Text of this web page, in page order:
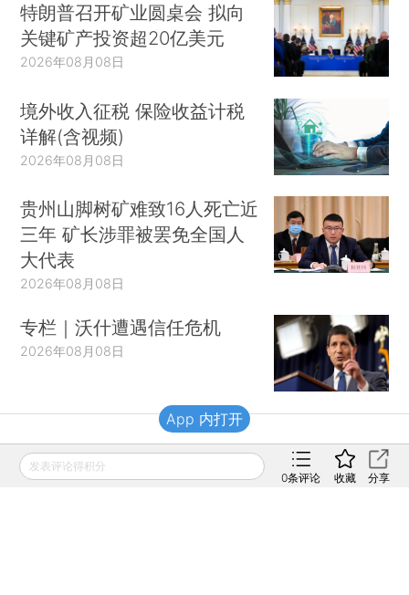
特朗普召开矿业圆桌会 拟向
关键矿产投资超20亿美元
2026年08月08日
境外收入征税 保险收益计税
详解(含视频)
2026年08月08日
贵州山脚树矿难致16人死亡近
三年 矿长涉罪被罢免全国人
大代表
2026年08月08日
专栏｜沃什遭遇信任危机
2026年08月08日
财新移动
发表评论得积分
0条评论 收藏 分享
App 内打开